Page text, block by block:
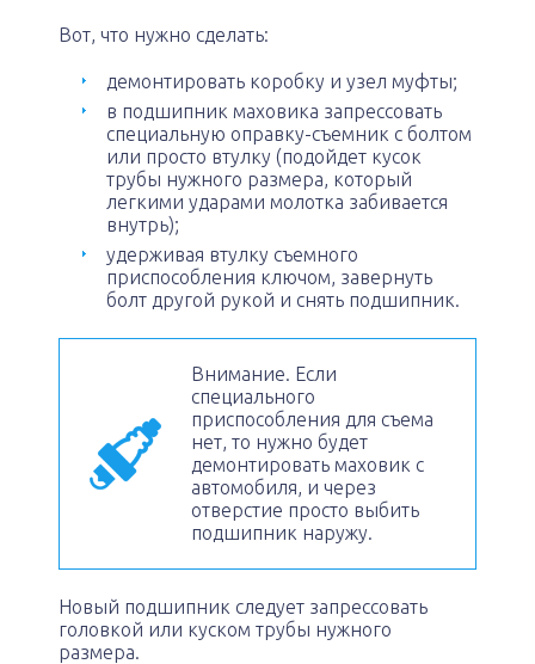
Вот, что нужно сделать:
демонтировать коробку и узел муфты;
в подшипник маховика запрессовать
специальную оправку-съемник с болтом
или просто втулку (подойдет кусок
трубы нужного размера, который
легкими ударами молотка забивается
внутрь);
удерживая втулку съемного
приспособления ключом, завернуть
болт другой рукой и снять подшипник.
Внимание. Если
специального
приспособления для съема
нет, то нужно будет
демонтировать маховик с
автомобиля, и через
отверстие просто выбить
подшипник наружу.
Новый подшипник следует запрессовать
головкой или куском трубы нужного
размера.